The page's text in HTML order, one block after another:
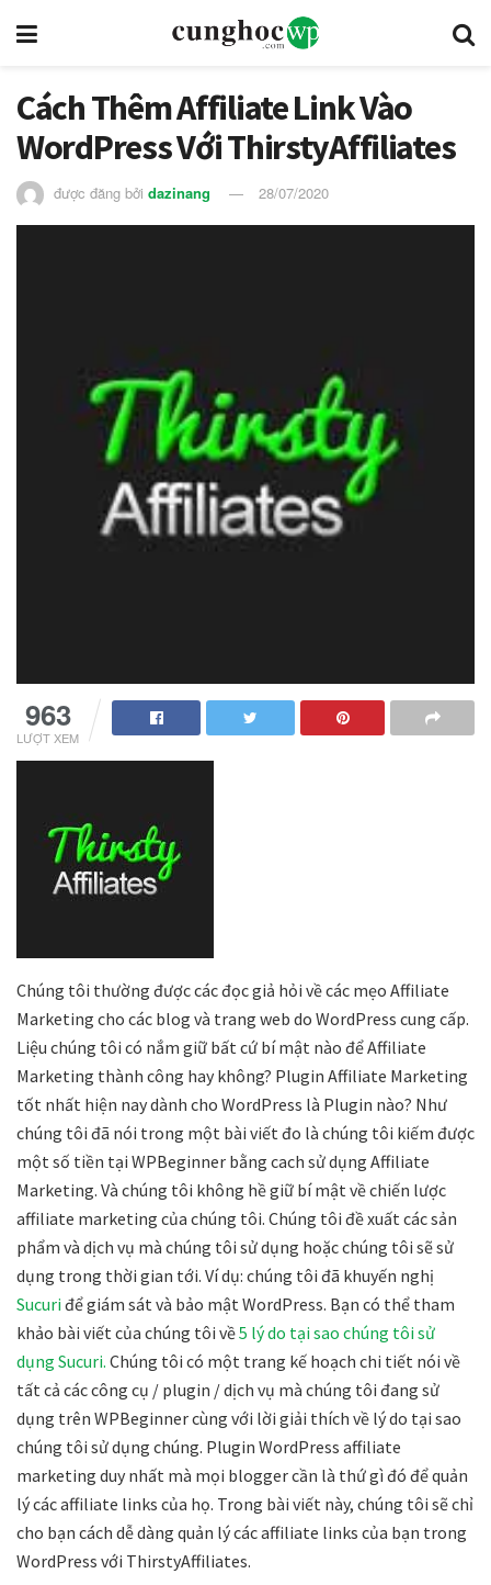
Cách Thêm Affiliate Link Vào
WordPress Với ThirstyAffiliates
được đăng bởi dazinang 28/07/2020
963
LƯỢT XEM
Chúng tôi thường được các đọc giả hỏi về các mẹo Affiliate
Marketing cho các blog và trang web do WordPress cung cấp.
Liệu chúng tôi có nắm giữ bất cứ bí mật nào để Affiliate
Marketing thành công hay không? Plugin Affiliate Marketing
tốt nhất hiện nay dành cho WordPress là Plugin nào? Như
chúng tôi đã nói trong một bài viết đo là chúng tôi kiếm được
một số tiền tại WPBeginner bằng cach sử dụng Affiliate
Marketing. Và chúng tôi không hề giữ bí mật về chiến lược
affiliate marketing của chúng tôi. Chúng tôi đề xuất các sản
phẩm và dịch vụ mà chúng tôi sử dụng hoặc chúng tôi sẽ sử
dụng trong thời gian tới. Ví dụ: chúng tôi đã khuyến nghị
Sucuri để giám sát và bảo mật WordPress. Bạn có thể tham
khảo bài viết của chúng tôi về5 lý do tại sao chúng tôi sử
dụng Sucuri. Chúng tôi có một trang kế hoạch chi tiết nói về
tất cả các công cụ / plugin / dịch vụ mà chúng tôi đang sử
dụng trên WPBeginner cùng với lời giải thích về lý do tại sao
chúng tôi sử dụng chúng. Plugin WordPress affiliate
marketing duy nhất mà mọi blogger cần là thứ gì đó để quản
lý các affiliate links của họ. Trong bài viết này, chúng tôi sẽ chỉ
cho bạn cách dễ dàng quản lý các affiliate links của bạn trong
WordPress với ThirstyAffiliates.